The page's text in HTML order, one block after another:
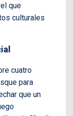
que
culturales
cuatro
para
que un